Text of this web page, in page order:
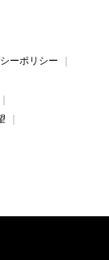
ーポリシー